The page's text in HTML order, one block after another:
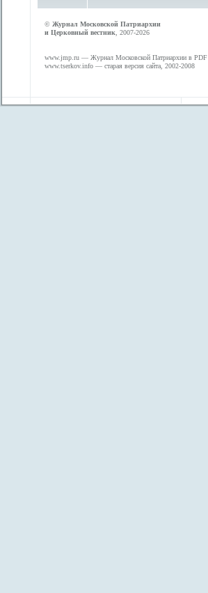
© Журнал Московской Патриархии
и Церковный вестник , 2007-2026
www.jmp.ru — Журнал Московской Патриархии в PDF
www.tserkov.info — старая версия сайта, 2002-2008